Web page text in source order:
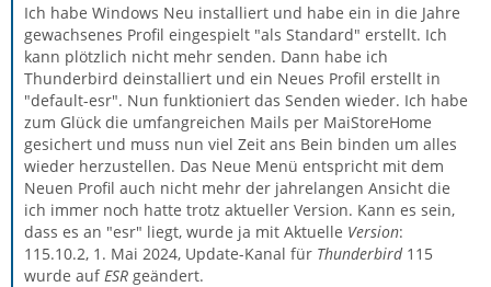
Ich habe Windows Neu installiert und habe ein in die Jahre
gewachsenes Profil eingespielt "als Standard" erstellt. Ich
kann plötzlich nicht mehr senden. Dann habe ich
Thunderbird deinstalliert und ein Neues Profil erstellt in
"default-esr". Nun funktioniert das Senden wieder. Ich habe
zum Glück die umfangreichen Mails per MaiStoreHome
gesichert und muss nun viel Zeit ans Bein binden um alles
wieder herzustellen. Das Neue Menü entspricht mit dem
Neuen Profil auch nicht mehr der jahrelangen Ansicht die
ich immer noch hatte trotz aktueller Version. Kann es sein,
dass es an "esr" liegt, wurde ja mit Aktuelle Version:
115.10.2, 1. Mai 2024, Update-Kanal für Thunderbird115
wurde auf ESR geändert.